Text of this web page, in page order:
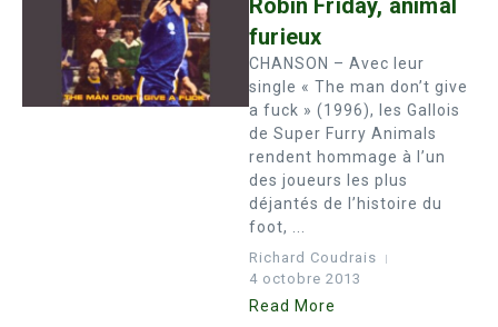
Robin Friday, animal
furieux
CHANSON – Avec leur
single « The man don’t give
a fuck » (1996), les Gallois
de Super Furry Animals
rendent hommage à l’un
des joueurs les plus
déjantés de l’histoire du
foot, ...
Richard Coudrais
4 octobre 2013
Read More